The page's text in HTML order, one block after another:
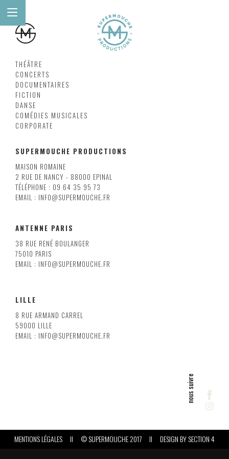
THÉÂTRE
CONCERTS
DOCUMENTAIRES
FICTION
DANSE
COMÉDIES MUSICALES
CORPORATE
SUPERMOUCHE PRODUCTIONS
MAISON ROMAINE
2 RUE DE NANCY - 88000 EPINAL
TÉLÉPHONE : 09 64 35 95 73
EMAIL : INFO@SUPERMOUCHE.FR
ANTENNE PARIS
38 RUE RENÉ BOULANGER
75010 PARIS
EMAIL : INFO@SUPERMOUCHE.FR
LILLE
8 RUE ARMAND CARREL
59000 LILLE
EMAIL : INFO@SUPERMOUCHE.FR
MENTIONS LÉGALES II © SUPERMOUCHE 2017 II DESIGN BYSECTION 4